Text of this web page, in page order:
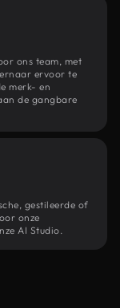
ons team, met
ervoor te
merk- en
de gangbare
gestileerde of
onze
AI Studio.